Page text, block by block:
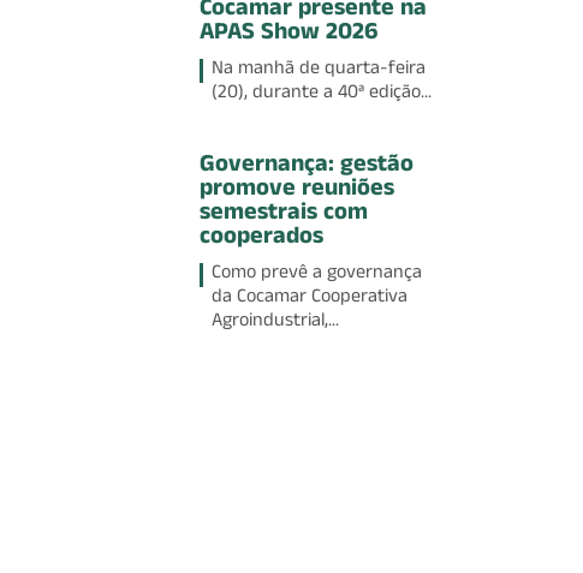
Cocamar presente na
APAS Show 2026
Na manhã de quarta-feira
(20), durante a 40ª edição...
Governança: gestão
promove reuniões
semestrais com
cooperados
Como prevê a governança
da Cocamar Cooperativa
Agroindustrial,...